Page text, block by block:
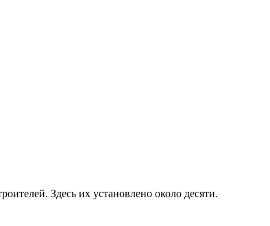
Здесь их установлено около десяти.